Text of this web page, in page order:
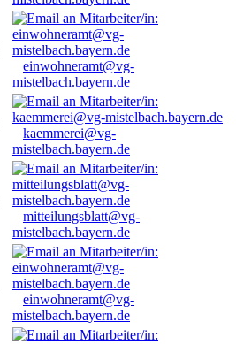
einwohneramt@vg-
mistelbach.bayern.de
kaemmerei@vg-
mistelbach.bayern.de
mitteilungsblatt@vg-
mistelbach.bayern.de
einwohneramt@vg-
mistelbach.bayern.de